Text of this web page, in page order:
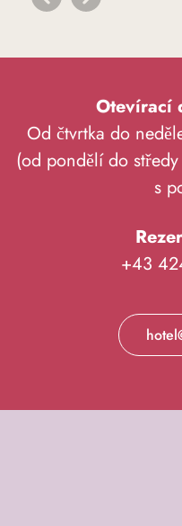
Otevírací
Od čtvrtka do
(od pondělí do
s
+43